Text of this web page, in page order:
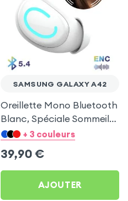
SAMSUNG GALAXY A42
Oreillette Mono Bluetooth
Blanc, Spéciale Sommeil
pour Samsung Galaxy
+ 3 couleurs
39,90 €
AJOUTER